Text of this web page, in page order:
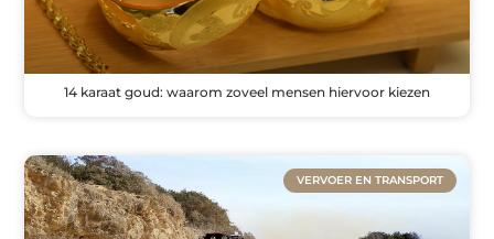
14 karaat goud: waarom zoveel mensen hiervoor kiezen
VERVOER EN TRANSPORT